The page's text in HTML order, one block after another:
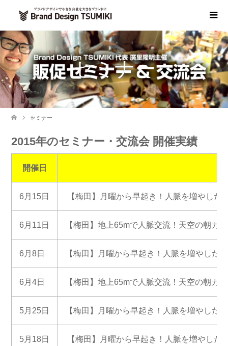
セミナー
セミナー
2015年のセミナー・交流会 開催実績
開催日
6月15日 【梅田】月曜から早起き！人脈を増やし
6月11日 【梅田】地上65mで人脈交流！天空の朝カ
6月8日 【梅田】月曜から早起き！人脈を増やした
6月4日 【梅田】地上65mで人脈交流！天空の朝カ
5月25日 【梅田】月曜から早起き！人脈を増やした
5月18日 【梅田】月曜から早起き！人脈を増やし